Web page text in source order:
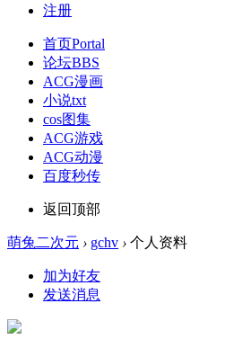
注册
首页Portal
论坛BBS
ACG漫画
小说txt
cos图集
ACG游戏
ACG动漫
百度秒传
返回顶部
萌兔二次元 › gchv › 个人资料
加为好友
发送消息